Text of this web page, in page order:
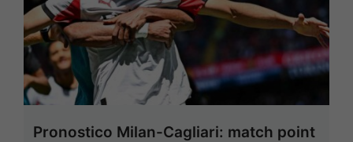
Pronostico Milan-Cagliari: match point